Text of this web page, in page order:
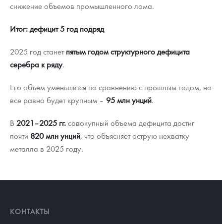
снижение объемов промышленного лома.
Итог: дефицит 5 год подряд
2025 год станетпятым годом структурного дефицита
серебра к ряду.
Его объем уменьшится по сравнению с прошлым годом, но
все равно будет крупным – 95 млн унций.
В 2021–2025 гг.совокупный объема дефицита достиг
почти 820 млн унций, что объясняет острую нехватку
металла в 2025 году.
КОНТАКТЫ